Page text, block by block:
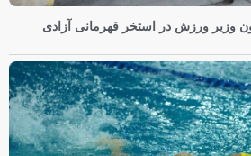
ورزش در استخر قهرمانی آزادی